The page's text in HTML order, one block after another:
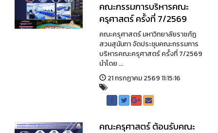
คณะกรรมการบริหารคณะ
ครุศาสตร์ ครั้งที่ 7/2569
คณะครุศาสตร์ มหาวิทยาลัยราชภัฏ
สวนสุนันทา จัดประชุมคณะกรรมการ
บริหารคณะครุศาสตร์ ครั้งที่ 7/2569
นำโดย ...
21 กรกฏาคม 2569 11:15:16
คณะครุศาสตร์ ต้อนรับคณะ